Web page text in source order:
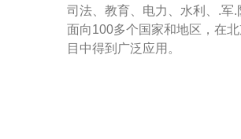
司法、教育、电力、水利、.军
面向100多个国家和地区，在
目中得到广泛应用。